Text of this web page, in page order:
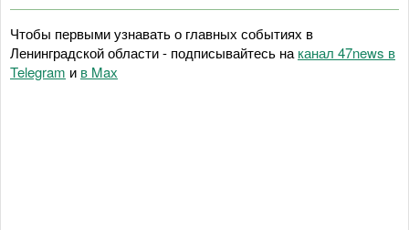
Чтобы первыми узнавать о главных событиях в
Ленинградской области - подписывайтесь на канал 47news в
Telegram и в Maх